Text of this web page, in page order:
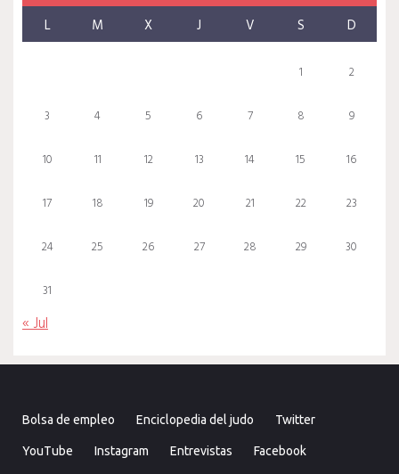
L M X J V S D
1 2
3 4 5 6 7 8 9
10 11 12 13 14 15 16
17 18 19 20 21 22 23
24 25 26 27 28 29 30
31
« Jul
Bolsa de empleo Enciclopedia del judo Twitter
YouTube Instagram Entrevistas Facebook